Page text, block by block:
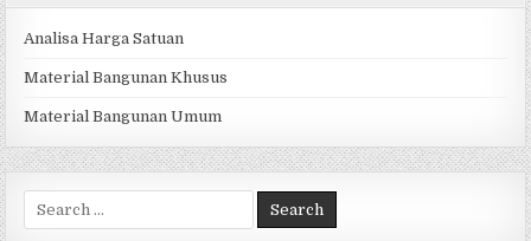
Analisa Harga Satuan
Material Bangunan Khusus
Material Bangunan Umum
for: